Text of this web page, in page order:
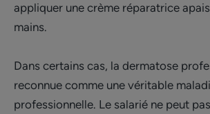
appliquer une crème réparatrice
mains.
Dans certains cas, la dermatose
reconnue comme une véritable
professionnelle. Le salarié ne peut